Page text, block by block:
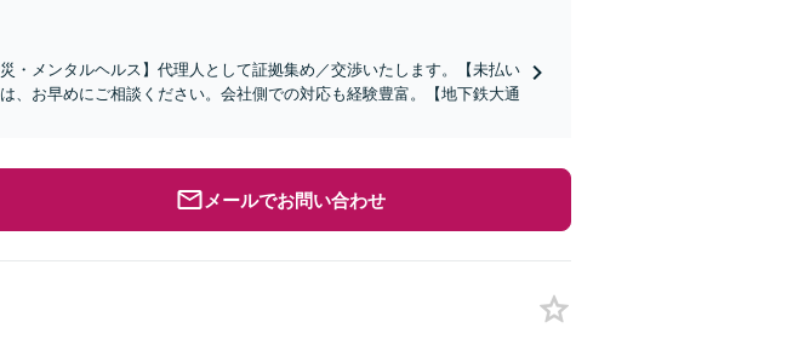
・メンタルヘルス】代理人として証拠集め／交渉いたします。【未払い
、お早めにご相談ください。会社側での対応も経験豊富。【地下鉄大通
メールでお問い合わせ